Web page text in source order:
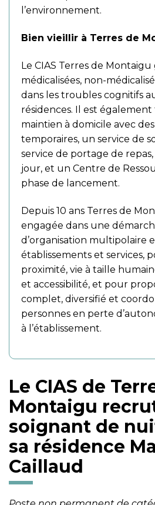
l’environnement.
Bien vieillir à Terres de
Le CIAS Terres de
médicalisées, non-
dans les troubles cognitifs
résidences. Il est
maintien à domicile avec
temporaires, un service de
service de portage de
jour, et un Centre de
phase de lancement.
Depuis 10 ans Terres de
engagée dans une
d’organisation multipolaire
établissements et services,
proximité, vie à taille
et accessibilité, et pour
complet, diversifié et
personnes en perte
à l’établissement.
Le CIAS de
Montaigu
soignant de
sa résidence
Caillaud